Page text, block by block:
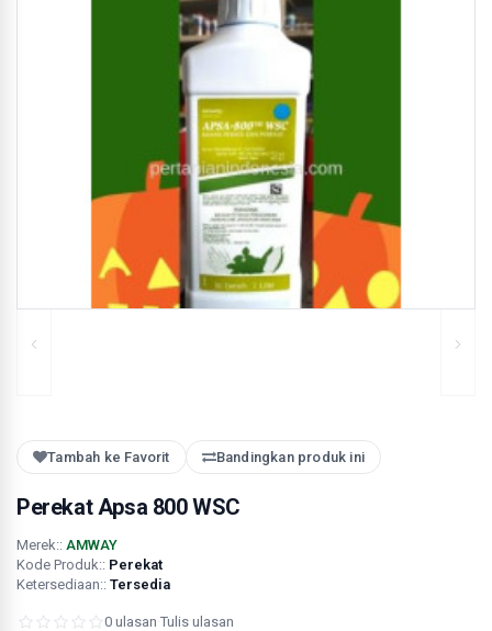
Tambah ke Favorit Bandingkan produk ini
Perekat Apsa 800 WSC
Merek:: AMWAY
Kode Produk:: Perekat
Ketersediaan:: Tersedia
0 ulasan Tulis ulasan